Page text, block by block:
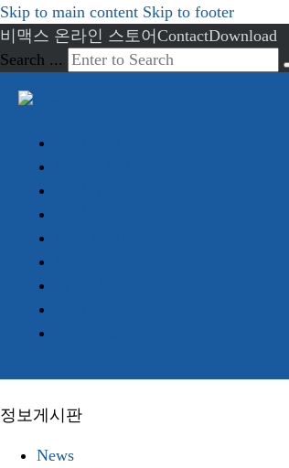
Skip to main content Skip to footer
비맥스 온라인 스토어 ContactDownload
Search ...
정보게시판
News